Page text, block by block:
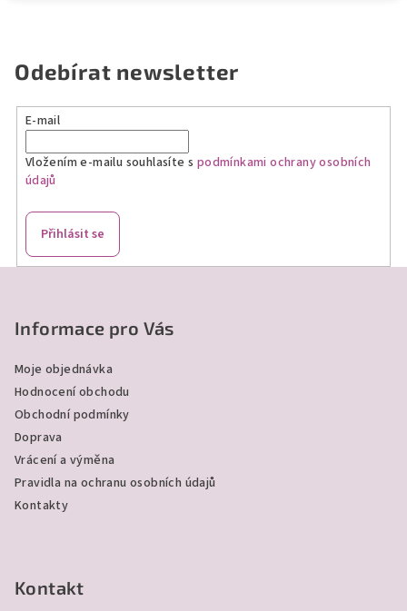
Odebírat newsletter
E-mail
Vložením e-mailu souhlasíte s podmínkami ochrany osobních
údajů
Přihlásit se
Informace pro Vás
Moje objednávka
Hodnocení obchodu
Obchodní podmínky
Doprava
Vrácení a výměna
Pravidla na ochranu osobních údajů
Kontakty
Kontakt